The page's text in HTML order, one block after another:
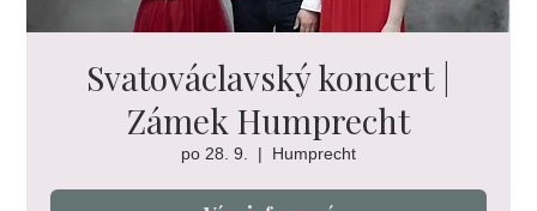
Svatováclavský koncert |
Zámek Humprecht
po 28. 9.
  |
Humprecht